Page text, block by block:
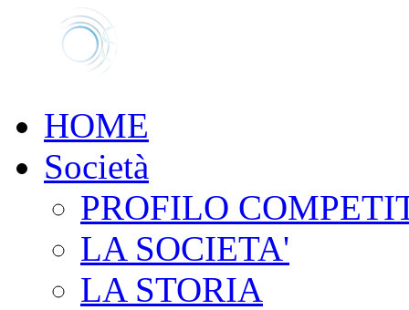
HOME
Società
PROFILO
LA SOCIETA'
LA STORIA